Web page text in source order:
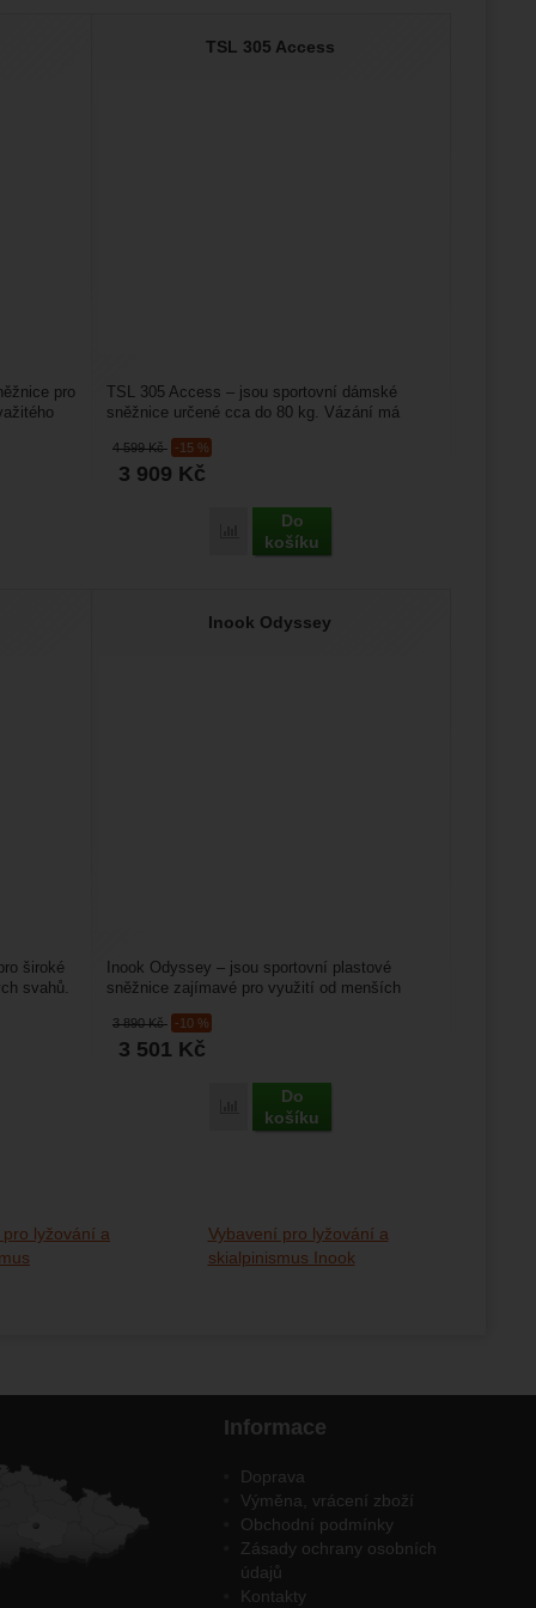
pro
TSL 305 Access
4 599Kč -15 %
3 909 Kč
Porovnat
Do
košíku
TSL 305 Access – jsou sportovní dámské
sněžnice určené cca do 80 kg. Vázání má
široké
svahů.
Inook Odyssey
3 890Kč -10 %
3 501 Kč
Porovnat
Do
košíku
Inook Odyssey – jsou sportovní plastové
sněžnice zajímavé pro využití od menších
pro lyžování a
Vybavení pro lyžování a
skialpinismus Inook
Informace
Doprava
Výměna, vrácení zboží
Obchodní podmínky
Zásady ochrany osobních
údajů
Kontakty